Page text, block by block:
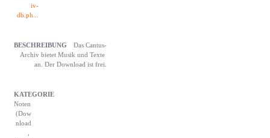
iv-
db.ph...
Das Cantus-
Archiv bietet Musik und Texte
an. Der Download ist frei.
Noten
(Dow
nload